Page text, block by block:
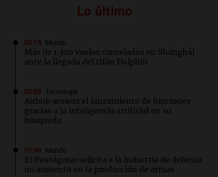
Lo último
02:13 Mundo
Más de 1.300 vuelos cancelados en Shanghái
ante la llegada del tifón Dolphin
02:03 Tecnología
Airbnb acelera el lanzamiento de funciones
gracias a la inteligencia artificial en su
búsqueda
01:49 Mundo
El Pentágono solicita a la industria de defensa
un aumento en la producción de armas